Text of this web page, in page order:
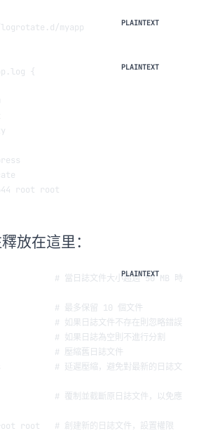
myapp
{
root root
放在這里：
# 當日誌文件大小超過 50 MB 時
# 最多保留 10 個文件
# 如果日誌文件不存在則忽略錯誤
# 如果日誌為空則不進行分割
# 壓縮舊日誌文件
# 延遲壓縮，避免對最新的日誌文
# 覆制並截斷原日誌文件，以免應
root   # 創建新的日誌文件，設置權限